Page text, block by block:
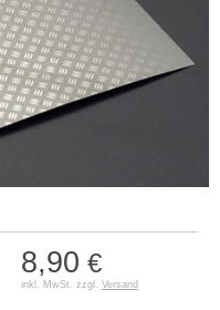
8,90 €
inkl. MwSt. zzgl. Versand